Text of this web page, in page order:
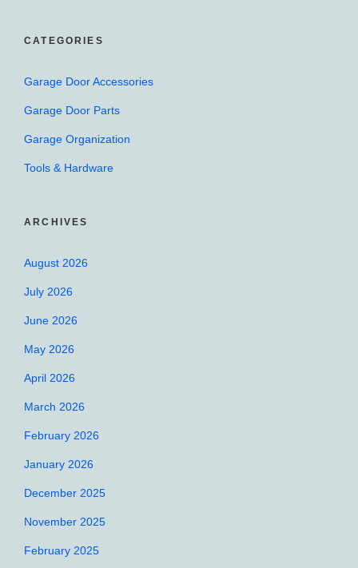
CATEGORIES
Garage Door Accessories
Garage Door Parts
Garage Organization
Tools & Hardware
ARCHIVES
August 2026
July 2026
June 2026
May 2026
April 2026
March 2026
February 2026
January 2026
December 2025
November 2025
February 2025